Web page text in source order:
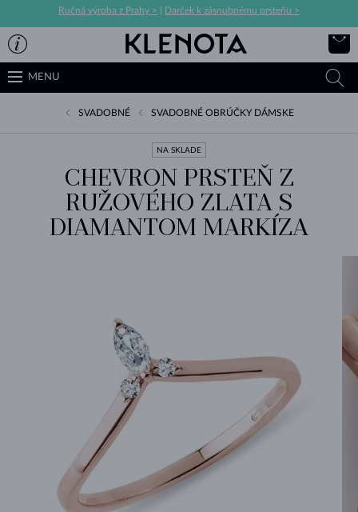
Ručná výroba z Prahy > Darček k zásnubnému prsteňu >
MENU
SVADOBNÉ SVADOBNÉ OBRÚČKY DÁMSKE
NA SKLADE
CHEVRON PRSTEŇ Z
RUŽOVÉHO ZLATA S
DIAMANTOM MARKÍZA